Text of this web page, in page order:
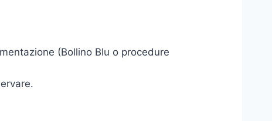
(Bollino Blu o procedure